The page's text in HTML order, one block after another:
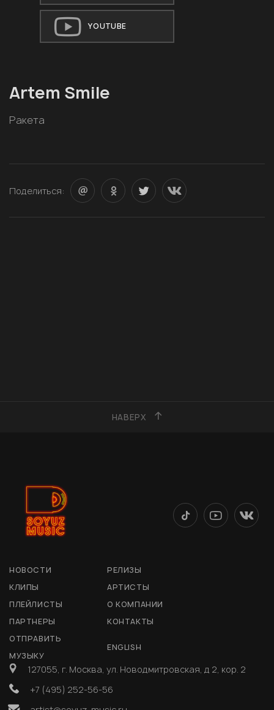
YOUTUBE
Artem Smile
Ракета
Поделиться:
НАВЕРХ
НОВОСТИ
РЕЛИЗЫ
КЛИПЫ
АРТИСТЫ
ПЛЕЙЛИСТЫ
О КОМПАНИИ
ПАРТНЕРЫ
КОНТАКТЫ
ОТПРАВИТЬ
МУЗЫКУ
ENGLISH
127055, г. Москва, ул. Новодмитровская, д 2, кор. 2
+7 (495) 252-56-56